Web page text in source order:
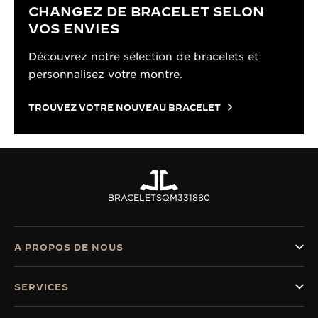
CHANGEZ DE BRACELET SELON
VOS ENVIES
Découvrez notre sélection de bracelets et
personnalisez votre montre.
TROUVEZ VOTRE NOUVEAU BRACELET
BRACELETSQM331880
A PROPOS DE NOUS
SERVICES